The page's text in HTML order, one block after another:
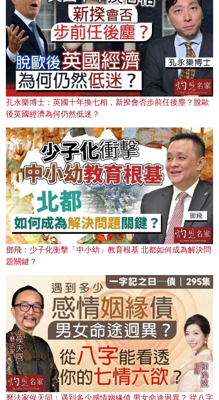
孔永樂博士：英國十年換七相，新揆會否步前任後塵？脫歐
後英國經濟為何仍然低迷？
鄧飛：少子化衝擊「中小幼」教育根基 北都如何成為解決問
題關鍵？
曆法家侯天同：遇到多少感情姻緣債 男女命途迥異？ 從八字